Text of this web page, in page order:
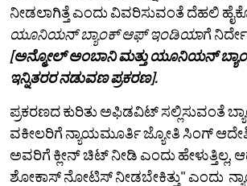
ನೀಡಲಾಗಿತ್ತೆ ಎಂದು ವಿವರಿಸುವಂತೆ ದೆಹಲಿ
ಯೂನಿಯನ್ ಬ್ಯಾಂಕ್ ಆಫ್ ಇಂಡಿಯಾಗೆ
[ಅನ್ಮೋಲ್ ಅಂಬಾನಿ ಮತ್ತು ಯೂನಿಯನ್
ಇನ್ನಿತರರ ನಡುವಣ ಪ್ರಕರಣ].
ಪ್ರಕರಣದ ಕುರಿತು ಅಫಿಡವಿಟ್ ಸಲ್ಲಿಸುವಂತೆ
ವಕೀಲರಿಗೆ ನ್ಯಾಯಮೂರ್ತಿ ಜ್ಯೋತಿ ಸಿಂಗ್
ಅವರಿಗೆ ಕ್ಲೀನ್ ಚಿಟ್ ನೀಡಿ ಎಂದು ಹೇಳುತ್ತಿಲ್ಲ,
ಶೋಕಾಸ್ ನೋಟಿಸ್ ನೀಡಬೇಕಿತ್ತು" ಎಂದು